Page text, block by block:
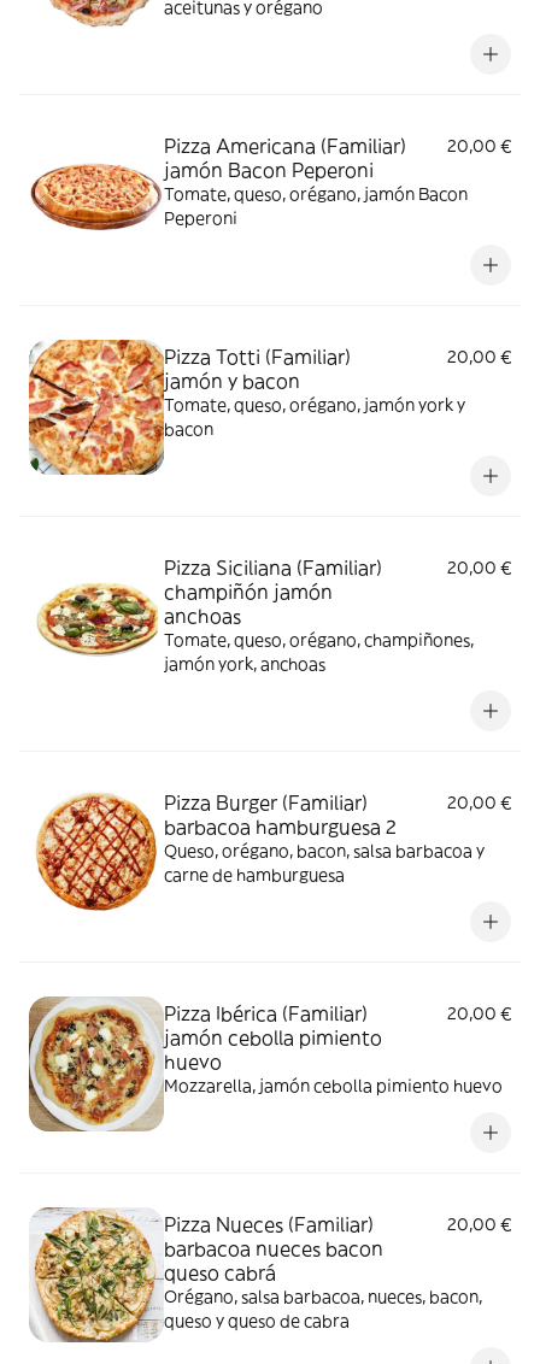
aceitunas y orégano
Pizza Americana (Familiar)
jamón Bacon Peperoni
20,00 €
Tomate, queso, orégano, jamón Bacon
Peperoni
Pizza Totti (Familiar)
jamón y bacon
20,00 €
Tomate, queso, orégano, jamón york y
bacon
Pizza Siciliana (Familiar)
champiñón jamón
anchoas
20,00 €
Tomate, queso, orégano, champiñones,
jamón york, anchoas
Pizza Burger (Familiar)
barbacoa hamburguesa 2
20,00 €
Queso, orégano, bacon, salsa barbacoa y
carne de hamburguesa
Pizza Ibérica (Familiar)
jamón cebolla pimiento
huevo
20,00 €
Mozzarella, jamón cebolla pimiento huevo
Pizza Nueces (Familiar)
barbacoa nueces bacon
queso cabrá
20,00 €
Orégano, salsa barbacoa, nueces, bacon,
queso y queso de cabra